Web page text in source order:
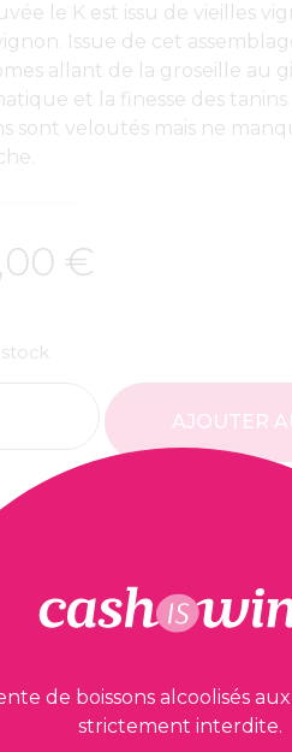
le K est issu de vieilles
Issue de cet
allant de la groseille au
et la finesse des
sont veloutés mais ne
€
AJOUTER
de boissons alcoolisés
strictement interdite.